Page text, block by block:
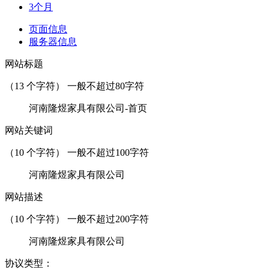
3个月
页面信息
服务器信息
网站标题
（13 个字符） 一般不超过80字符
河南隆煜家具有限公司-首页
网站关键词
（10 个字符） 一般不超过100字符
河南隆煜家具有限公司
网站描述
（10 个字符） 一般不超过200字符
河南隆煜家具有限公司
协议类型：